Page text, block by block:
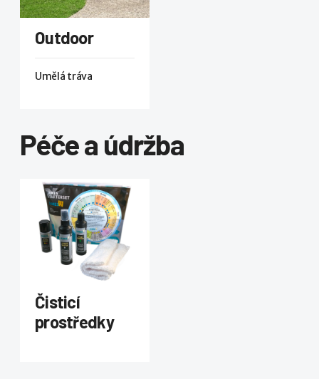
Outdoor
Umělá tráva
Péče a údržba
Čisticí
prostředky